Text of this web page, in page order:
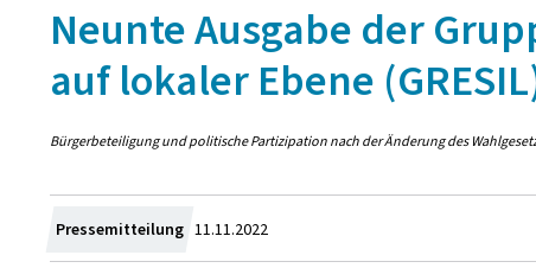
Neunte Ausgabe der
auf lokaler Ebene
Bürgerbeteiligung und politische Partizipation nach der Änderung des
Pressemitteilung Zum
11.11.2022